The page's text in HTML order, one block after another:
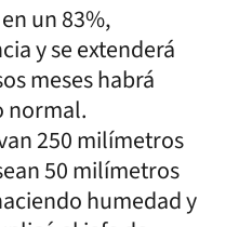
un 83%,
y se extenderá
meses habrá
normal.
250 milímetros
50 milímetros
humedad y